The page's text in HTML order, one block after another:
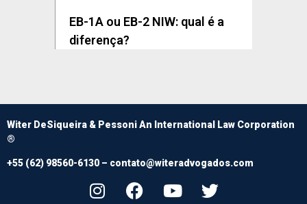
EB-1A ou EB-2 NIW: qual é a
diferença?
Witer DeSiqueira & Pessoni An International Law Corporation
®
+55 (62) 98560-6130 – contato@witeradvogados.com